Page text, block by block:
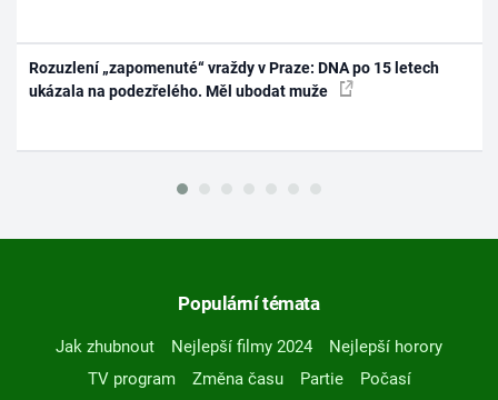
Rozuzlení „zapomenuté“ vraždy v Praze: DNA po 15 letech
ukázala na podezřelého. Měl ubodat muže
Populární témata
Jak zhubnout Nejlepší filmy 2024
Nejlepší horory
TV program
Změna času Partie
Počasí